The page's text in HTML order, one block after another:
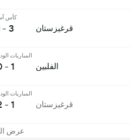
قرغيزستان
كأس
3 - 1
الفلبين
المباريات
1 - 0
قرغيزستان
المباريات
1 - 2
عرض